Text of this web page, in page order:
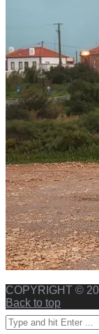
COPYRIGHT ©
Back to top
Search
for: